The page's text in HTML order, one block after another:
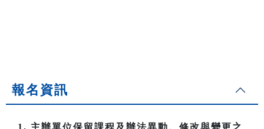
報名資訊
1. 主辦單位保留課程及辦法異動、修改與變更之